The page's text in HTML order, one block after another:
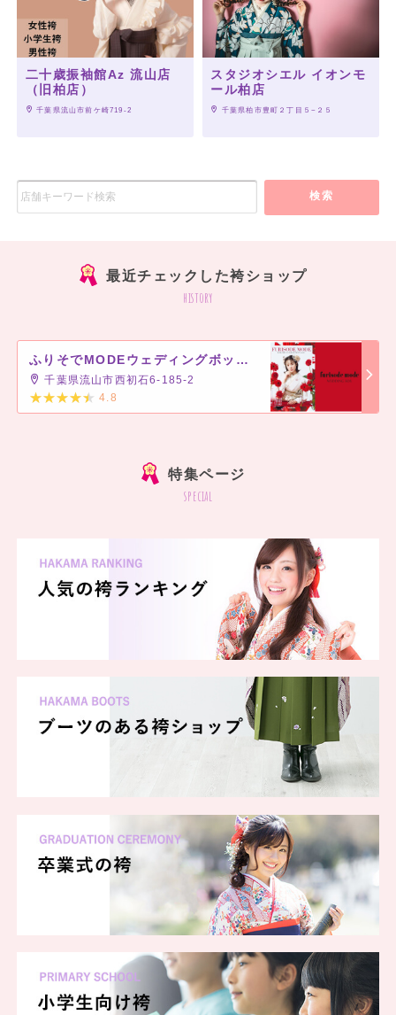
二十歳振袖館Az 流山店
（旧柏店）
千葉県流山市前ケ崎719-2
スタジオシエル イオンモ
ール柏店
千葉県柏市豊町２丁目５−２５
検索
最近チェックした袴ショップ
history
ふりそでMODEウェディングボックス 流山おおたかの森S・C店
千葉県流山市西初石6-185-2
4.8
特集ページ
special